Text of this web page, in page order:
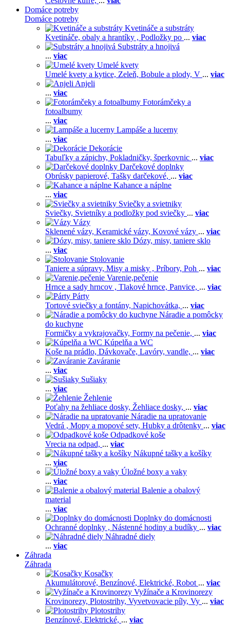
Domáce potreby
Domáce potreby
Kvetináče a substráty
Kvetináče, obaly a hrantíky , Podložky po ... viac
Substráty a hnojivá
... viac
Umelé kvety
Umelé kvety a kytice, Zeleň, Bobule a plody, V ... viac
Anjeli
... viac
Fotorámčeky a
fotoalbumy
... viac
Lampáše a lucerny
... viac
Dekorácie
Tabuľky a zápichy, Pokladničky, šperkovnic ... viac
Darčekové doplnky
Obrúsky papierové, Tašky darčekové, ... viac
Kahance a náplne
... viac
Sviečky a svietniky
Sviečky, Svietníky a podložky pod sviečky ... viac
Vázy
Sklenené vázy, Keramické vázy, Kovové vázy ... viac
Dózy, misy, taniere sklo
... viac
Stolovanie
Taniere a súpravy, Misy a misky , Príbory, Poh ... viac
Varenie,pečenie
Hrnce a sady hrncov , Tlakové hrnce, Panvice, ... viac
Párty
Tortové sviečky a fontány, Napichovátka, ... viac
Náradie a pomôcky
do kuchyne
Formičky a vykrajovačky, Formy na pečenie, ... viac
Kúpelňa a WC
Koše na prádlo, Dávkovače, Lavóry, vandle, ... viac
Zaváranie
... viac
Sušiaky
... viac
Žehlenie
Poťahy na žehliace dosky, Žehliace dosky, ... viac
Náradie na upratovanie
Vedrá , Mopy a mopové sety, Hubky a drôtenky ... viac
Odpadkové koše
Vrecia na odpad, ... viac
Nákupné tašky a košíky
... viac
Úložné boxy a vaky
... viac
Balenie a obalový
material
... viac
Doplnky do domácnosti
Ochranné doplnky , Nástenné hodiny a budíky ... viac
Náhradné diely
... viac
Záhrada
Záhrada
Kosačky
Akumulátorové, Benzínové, Elektrické, Robot ... viac
Vyžínače a Krovinorezy
Krovinorezy, Plotostrihy, Vyvetvovacie píly, Vy ... viac
Plotostrihy
Benzínové, Elektrické, ... viac